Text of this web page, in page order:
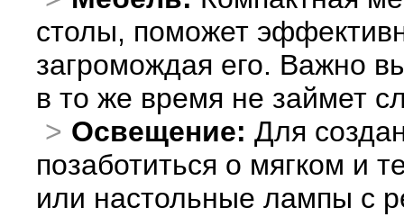
столы, поможет
загромождая его. Важно
в то же время не займет
Освещение: Для
позаботиться о мягком и
или настольные лампы с